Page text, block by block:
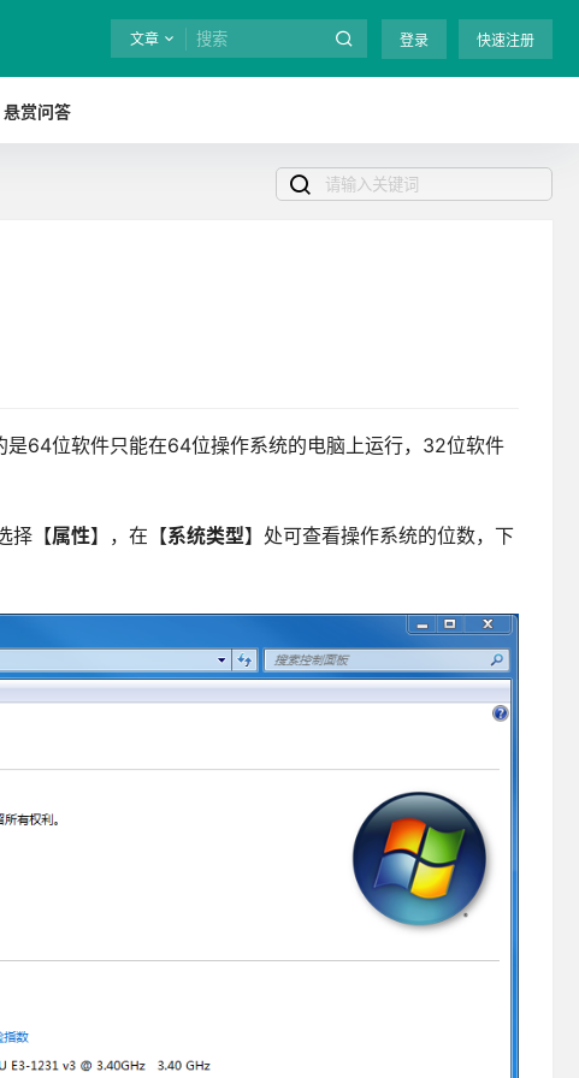
文章 登录 快速注册
悬赏问答
64位软件只能在64位操作系统的电脑上运行，32位软件
择【属性】，在【系统类型】处可查看操作系统的位数，下